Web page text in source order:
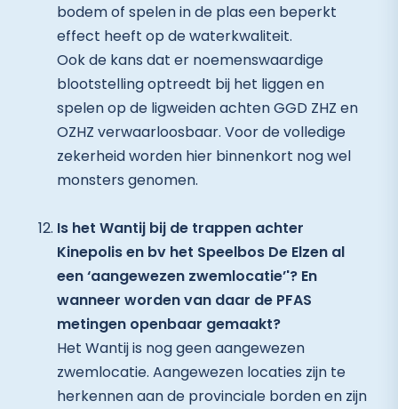
bodem of spelen in de plas een beperkt
effect heeft op de waterkwaliteit.
Ook de kans dat er noemenswaardige
blootstelling optreedt bij het liggen en
spelen op de ligweiden achten GGD ZHZ en
OZHZ verwaarloosbaar. Voor de volledige
zekerheid worden hier binnenkort nog wel
monsters genomen.
Is het Wantij bij de trappen achter
Kinepolis en bv het Speelbos De Elzen al
een ‘aangewezen zwemlocatie’'? En
wanneer worden van daar de PFAS
metingen openbaar gemaakt?
Het Wantij is nog geen aangewezen
zwemlocatie. Aangewezen locaties zijn te
herkennen aan de provinciale borden en zijn